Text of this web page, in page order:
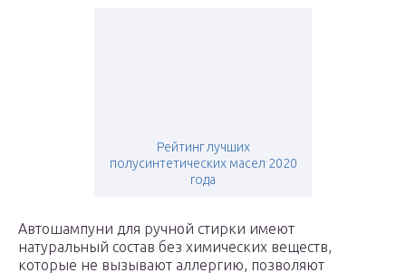
Рейтинг лучших
полусинтетических масел 2020
года
Автошампуни для ручной стирки имеют
натуральный состав без химических веществ,
которые не вызывают аллергию, позволяют